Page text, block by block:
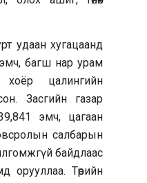
удаан хугацаанд
багш нар урам
цалингийн
Засгийн газар
39,841 эмч, цагаан
салбарын
байдлаас
орууллаа. Төрийн